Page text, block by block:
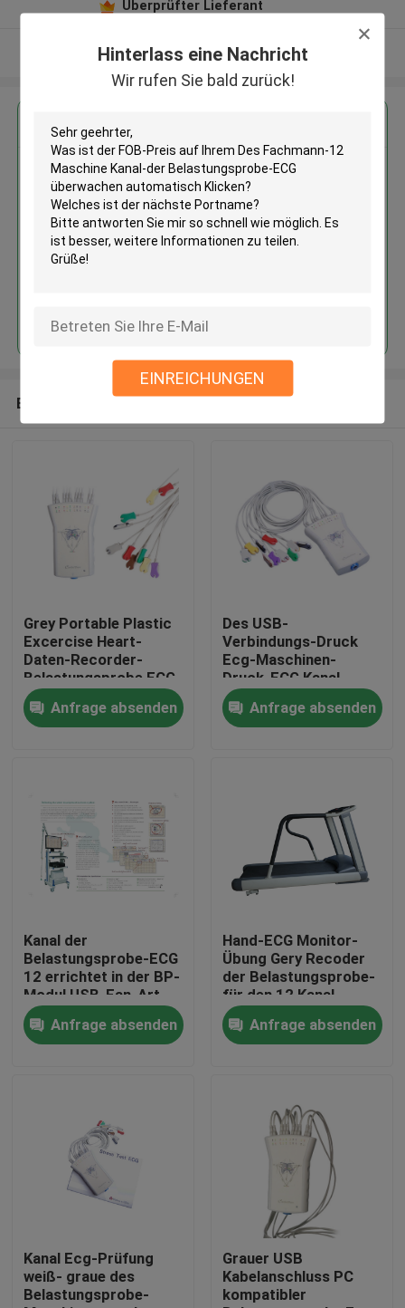
Hinterlass eine Nachricht
Wir rufen Sie bald zurück!
EINREICHUNGEN
Produkte
Über uns
Fabrik-Ausflug
Qualitätskontrolle
Fordern Sie ein Zitat
Company News
Hand-ecg Maschine
Überprüfter Lieferant
Sehen Sie mehr an
Erhalten Sie den besten Preis für
Des Fachmann-12 Maschine
Kanal-der Belastungsprobe-ECG
überwachen automatisch
Klicken
Empfohlene Produkte
Grey Portable Plastic
Excercise Heart-
Daten-Recorder-
Belastungsprobe ECG
Anfrage absenden
Des USB-
Verbindungs-Druck
Ecg-Maschinen-
Druck-ECG Kanal-
grauer Erwerbs-
Kasten Analyse-des
System-12
Anfrage absenden
Kanal der
Belastungsprobe-ECG
12 errichtet in der BP-
Modul USB-Fan-Art
Kasten CV1200
Anfrage absenden
Hand-ECG Monitor-
Übung Gery Recoder
der Belastungsprobe-
für den 12 Kanal-
Elektrokardiographen
Anfrage absenden
Kanal Ecg-Prüfung
weiß- graue des
Belastungsprobe-
Grauer USB
Kabelanschluss PC
kompatibler